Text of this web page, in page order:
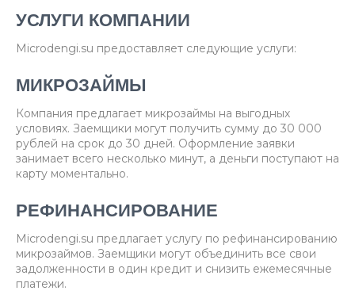
УСЛУГИ КОМПАНИИ
Microdengi.su предоставляет следующие услуги:
МИКРОЗАЙМЫ
Компания предлагает микрозаймы на выгодных
условиях. Заемщики могут получить сумму до 30 000
рублей на срок до 30 дней. Оформление заявки
занимает всего несколько минут, а деньги поступают на
карту моментально.
РЕФИНАНСИРОВАНИЕ
Microdengi.su предлагает услугу по рефинансированию
микрозаймов. Заемщики могут объединить все свои
задолженности в один кредит и снизить ежемесячные
платежи.